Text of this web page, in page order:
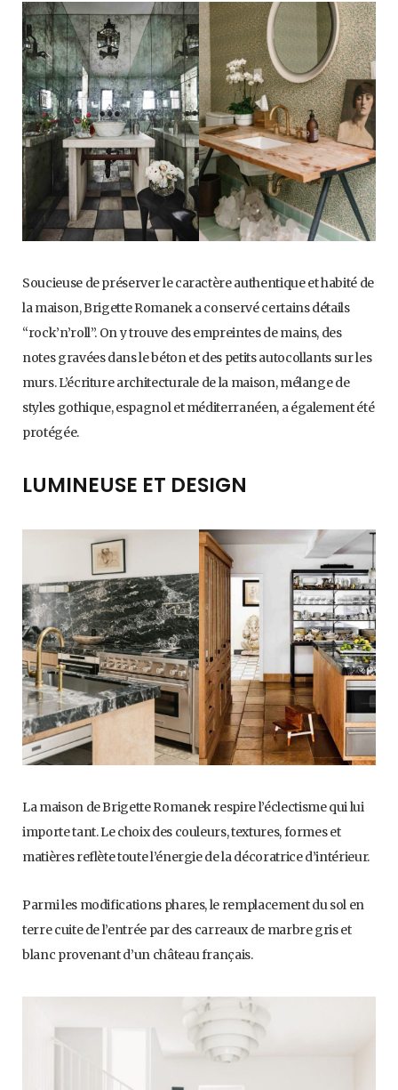
Soucieuse de préserver le caractère authentique et habité de
la maison, Brigette Romanek a conservé certains détails
“rock’n’roll”. On y trouve des empreintes de mains, des
notes gravées dans le béton et des petits autocollants sur les
murs. L’écriture architecturale de la maison, mélange de
styles gothique, espagnol et méditerranéen, a également été
protégée.
LUMINEUSE ET DESIGN
La maison de Brigette Romanek respire l’éclectisme qui lui
importe tant. Le choix des couleurs, textures, formes et
matières reflète toute l’énergie de la décoratrice d’intérieur.
Parmi les modifications phares, le remplacement du sol en
terre cuite de l’entrée par des carreaux de marbre gris et
blanc provenant d’un château français.